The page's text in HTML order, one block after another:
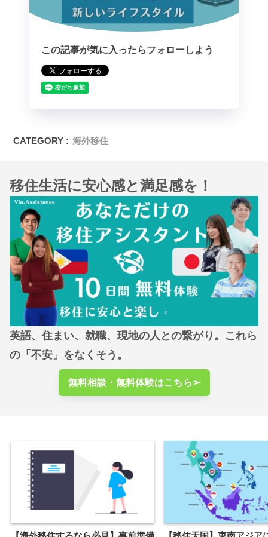
この記事が気に入ったらフォローしよう
CATEGORY : 海外移住
移住生活に安心感と満足感を！
英語、住まい、就職、現地の人との繋がり。これら
の「不安」をなくそう。
無料相談・無料体験はこちら➣